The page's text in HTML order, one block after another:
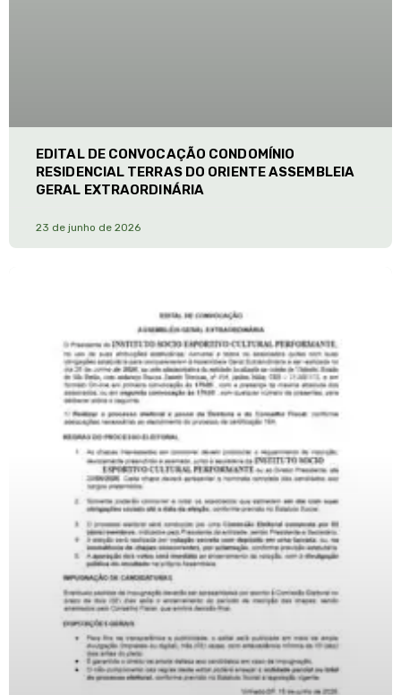
EDITAL DE CONVOCAÇÃO CONDOMÍNIO
RESIDENCIAL TERRAS DO ORIENTE ASSEMBLEIA
GERAL EXTRAORDINÁRIA
23 de junho de 2026